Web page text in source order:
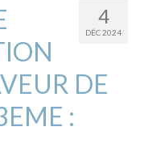
4
DÉC 2024
DE
: